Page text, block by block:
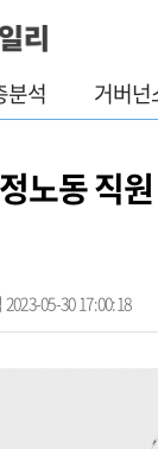
분석 거버넌
노동 직
2023-05-30 17:00:18